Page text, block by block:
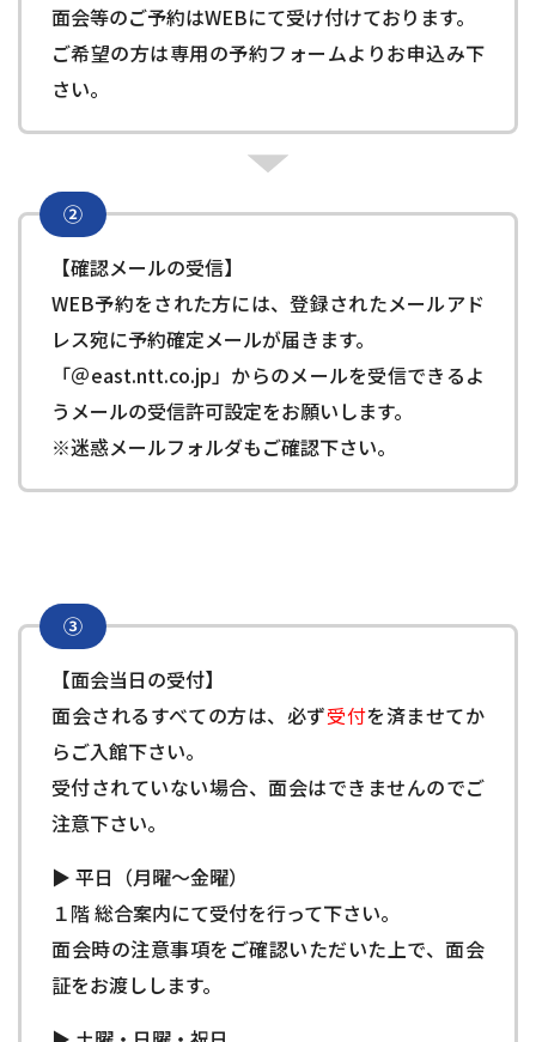
面会等のご予約はWEBにて受け付けております。
ご希望の方は専用の予約フォームよりお申込み下
さい。
②
【確認メールの受信】
WEB予約をされた方には、登録されたメールアド
レス宛に予約確定メールが届きます。
「＠east.ntt.co.jp」からのメールを受信できるよ
うメールの受信許可設定をお願いします。
※迷惑メールフォルダもご確認下さい。
③
【面会当日の受付】
面会されるすべての方は、必ず受付を済ませてか
らご入館下さい。
受付されていない場合、面会はできませんのでご
注意下さい。
▶ 平日（月曜～金曜）
１階 総合案内にて受付を行って下さい。
面会時の注意事項をご確認いただいた上で、面会
証をお渡しします。